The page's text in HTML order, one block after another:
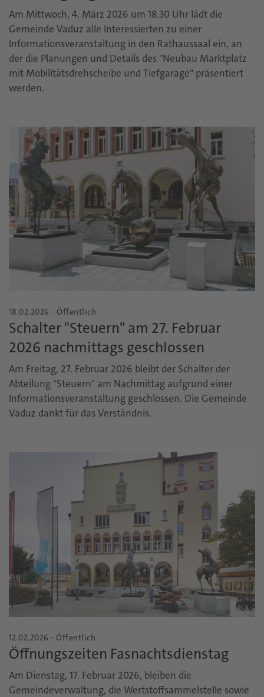
Am Mittwoch, 4. März 2026 um 18.30 Uhr lädt die
Gemeinde Vaduz alle Interessierten zu einer
Informationsveranstaltung in den Rathaussaal ein, an
der die Planungen und Details des "Neubau Marktplatz
mit Mobilitätsdrehscheibe und Tiefgarage" präsentiert
werden.
18.02.2026 - Öffentlich
Schalter "Steuern" am 27. Februar
2026 nachmittags geschlossen
Am Freitag, 27. Februar 2026 bleibt der Schalter der
Abteilung "Steuern" am Nachmittag aufgrund einer
Informationsveranstaltung geschlossen. Die Gemeinde
Vaduz dankt für das Verständnis.
12.02.2026 - Öffentlich
Öffnungszeiten Fasnachtsdienstag
Am Dienstag, 17. Februar 2026, bleiben die
Gemeindeverwaltung, die Wertstoffsammelstelle sowie